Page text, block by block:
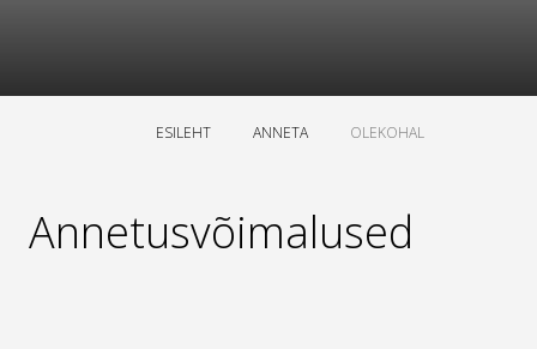
ESILEHT ANNETA OLEKOHAL
Annetusvõimalused